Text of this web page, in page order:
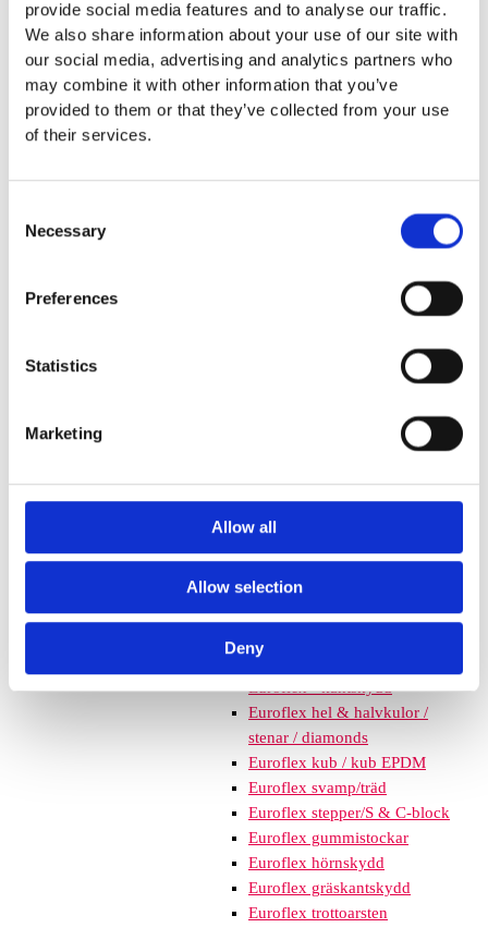
provide social media features and to analyse our traffic.
We also share information about your use of our site with
our social media, advertising and analytics partners who
may combine it with other information that you’ve
provided to them or that they’ve collected from your use
of their services.
Selection
Necessary
Preferences
Statistics
Marketing
Allow all
Allow selection
Deny
där det finns lediga ytor. När barnen
springer mellan klätterställningar och
FALLSKYDD & UNDERLAG
Fallskyddsmattor
Euroflex fallskyddsmatta 30
Euroflex fallskyddsmatta 40
mm - för fallhöjd 1,2 meter
Euroflex fallskyddsmatta 50
Euroflex fallskyddsmatta 60
mm – för fallhöjd 1,7 meter
mm - för fallhöjd 2,1 meter
Euroflex fallskyddsmatta 80
mm - för fallhöjd 2,4 meter
Euroflex fallskyddsmatta 90
meter
mm – fallhöjd upp till 1,5 m
Nordic rubber safe tiles 55
mm – fallhöjd upp till 2,1 m
Nordic rubber safe tiles 75
Euroflex - övriga produkter
Euroflex - kantskydd
Euroflex hel & halvkulor /
stenar / diamonds
Euroflex kub / kub EPDM
Euroflex svamp/träd
Euroflex stepper/S & C-block
Euroflex gummistockar
Euroflex hörnskydd
Euroflex gräskantskydd
Euroflex trottoarsten